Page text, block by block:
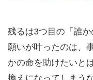
残るは3つ目の「誰
願いが叶ったのは、
かの命を助けたいと
換えになってしまう